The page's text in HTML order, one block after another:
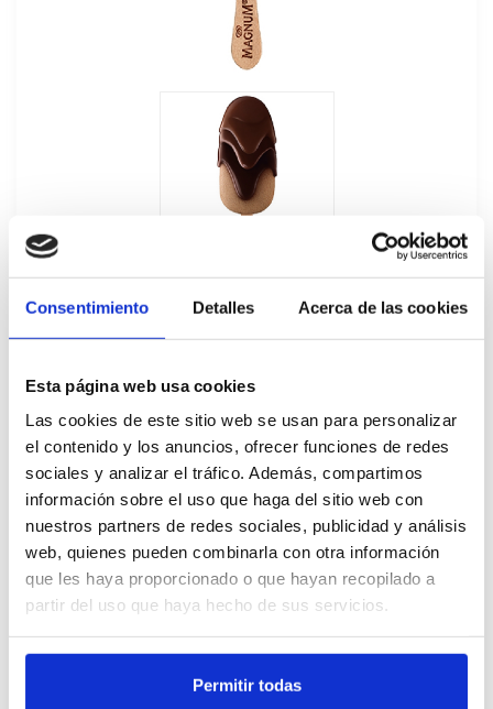
Consentimiento Detalles Acerca de las cookies
Esta página web usa cookies
Las cookies de este sitio web se usan para personalizar
el contenido y los anuncios, ofrecer funciones de redes
sociales y analizar el tráfico. Además, compartimos
información sobre el uso que haga del sitio web con
nuestros partners de redes sociales, publicidad y análisis
web, quienes pueden combinarla con otra información
que les haya proporcionado o que hayan recopilado a
partir del uso que haya hecho de sus servicios.
Permitir todas
84920
Cajas